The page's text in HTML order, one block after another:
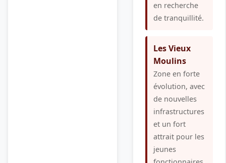
en recherche
de tranquillité.
Les Vieux
Moulins
Zone en forte
évolution, avec
de nouvelles
infrastructures
et un fort
attrait pour les
jeunes